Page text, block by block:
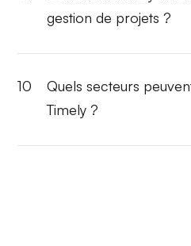
gestion de projets ?
10
Quels secteurs
Timely ?